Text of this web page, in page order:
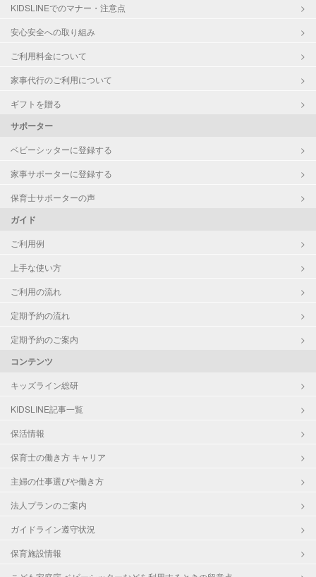
KIDSLINEでのマナー・注意点
安心安全への取り組み
ご利用料金について
家事代行のご利用について
ギフトを贈る
サポーター
ベビーシッターに登録する
家事サポーターに登録する
保育士サポーターの声
ガイド
ご利用例
上手な使い方
ご利用の流れ
定期予約の流れ
定期予約のご案内
コンテンツ
キッズライン総研
KIDSLINE記事一覧
保活情報
保育士の働き方 キャリア
主婦の仕事選びや働き方
法人プランのご案内
ガイドライン遵守状況
保育施設情報